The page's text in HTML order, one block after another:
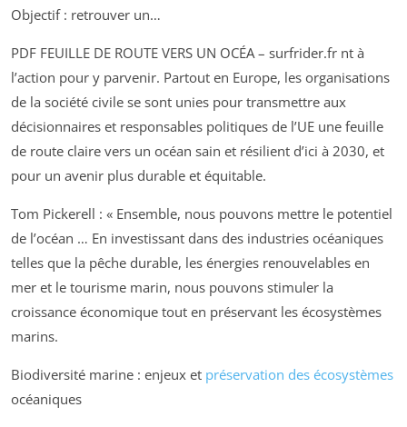
Objectif : retrouver un…
PDF FEUILLE DE ROUTE VERS UN OCÉA – surfrider.fr nt à
l’action pour y parvenir. Partout en Europe, les organisations
de la société civile se sont unies pour transmettre aux
décisionnaires et responsables politiques de l’UE une feuille
de route claire vers un océan sain et résilient d’ici à 2030, et
pour un avenir plus durable et équitable.
Tom Pickerell : « Ensemble, nous pouvons mettre le potentiel
de l’océan … En investissant dans des industries océaniques
telles que la pêche durable, les énergies renouvelables en
mer et le tourisme marin, nous pouvons stimuler la
croissance économique tout en préservant les écosystèmes
marins.
Biodiversité marine : enjeux et préservation des écosystèmes
océaniques